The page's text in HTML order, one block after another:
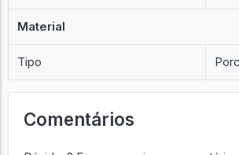
Material
Tipo
Comentários